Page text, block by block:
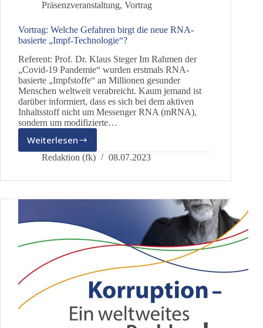
Präsenzveranstaltung, Vortrag
Vortrag: Welche Gefahren birgt die neue RNA-
basierte „Impf-Technologie“?
Referent: Prof. Dr. Klaus Steger Im Rahmen der
„Covid-19 Pandemie“ wurden erstmals RNA-
basierte „Impfstoffe“ an Millionen gesunder
Menschen weltweit verabreicht. Kaum jemand ist
darüber informiert, dass es sich bei dem aktiven
Inhaltsstoff nicht um Messenger RNA (mRNA),
sondern um modifizierte…
Weiterlesen
Vortrag:
Welche
birgt
basierte
„Impf-
Technologie“?
Redaktion (fk) 08.07.2023